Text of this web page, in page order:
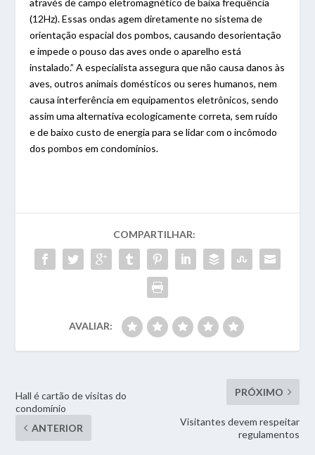
(12Hz). Essas ondas agem diretamente no sistema de
orientação espacial dos pombos, causando desorientação
e impede o pouso das aves onde o aparelho está
instalado.” A especialista assegura que não causa danos às
aves, outros animais domésticos ou seres humanos, nem
causa interferência em equipamentos eletrônicos, sendo
assim uma alternativa ecologicamente correta, sem ruído
e de baixo custo de energia para se lidar com o incômodo
dos pombos em condomínios.
COMPARTILHAR:
AVALIAR:
Hall é cartão de visitas do
condomínio
ANTERIOR
PRÓXIMO
Visitantes devem respeitar
regulamentos